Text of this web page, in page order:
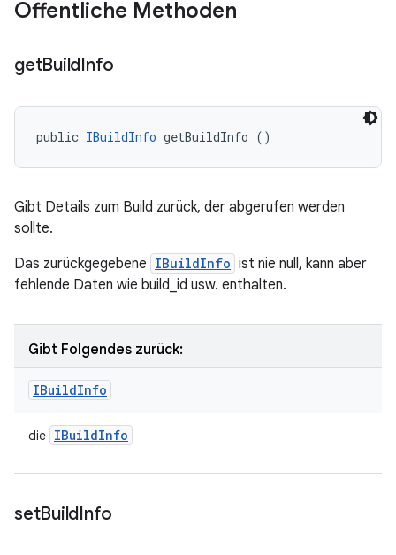
Öffentliche Methoden
getBuildInfo
public IBuildInfo getBuildInfo ()
Gibt Details zum Build zurück, der abgerufen werden
sollte.
Das zurückgegebene IBuildInfo ist nie null, kann aber
fehlende Daten wie build_id usw. enthalten.
Gibt Folgendes zurück:
IBuildInfo
die IBuildInfo
setBuildInfo